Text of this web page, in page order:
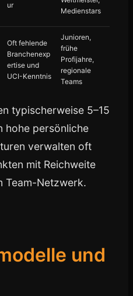
ur
Medienstars
Oft fehlende
Branchenexp
ertise und
UCI-Kenntnis
Junioren,
frühe
Profijahre,
regionale
Teams
typischerweise 5–15
hohe persönliche
verwalten oft
mit Reichweite
Team-Netzwerk.
und